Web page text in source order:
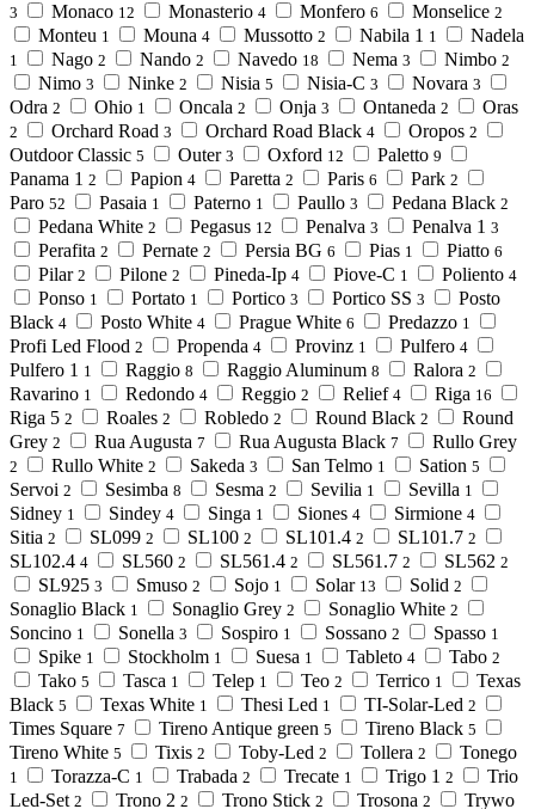
3 Monaco 12 Monasterio 4 Monfero 6 Monselice 2
Monteu 1 Mouna 4 Mussotto 2 Nabila 1 1 Nadela
1 Nago 2 Nando 2 Navedo 18 Nema 3 Nimbo 2
Nimo 3 Ninke 2 Nisia 5 Nisia-C 3 Novara 3
Odra 2 Ohio 1 Oncala 2 Onja 3 Ontaneda 2 Oras
2 Orchard Road 3 Orchard Road Black 4 Oropos 2
Outdoor Classic 5 Outer 3 Oxford 12 Paletto 9
Panama 1 2 Papion 4 Paretta 2 Paris 6 Park 2
Paro 52 Pasaia 1 Paterno 1 Paullo 3 Pedana Black 2
Pedana White 2 Pegasus 12 Penalva 3 Penalva 1 3
Perafita 2 Pernate 2 Persia BG 6 Pias 1 Piatto 6
Pilar 2 Pilone 2 Pineda-Ip 4 Piove-C 1 Poliento 4
Ponso 1 Portato 1 Portico 3 Portico SS 3
Posto
Black 4 Posto White 4 Prague White 6 Predazzo 1
Profi Led Flood 2 Propenda 4 Provinz 1 Pulfero 4
Pulfero 1 1 Raggio 8 Raggio Aluminum 8 Ralora 2
Ravarino 1 Redondo 4 Reggio 2 Relief 4 Riga 16
Riga 5 2 Roales 2 Robledo 2 Round Black 2
Round
Grey 2 Rua Augusta 7 Rua Augusta Black 7 Rullo Grey
2 Rullo White 2 Sakeda 3 San Telmo 1 Sation 5
Servoi 2 Sesimba 8 Sesma 2 Sevilia 1 Sevilla 1
Sidney 1 Sindey 4 Singa 1 Siones 4 Sirmione 4
Sitia 2 SL099 2 SL100 2 SL101.4 2 SL101.7 2
SL102.4 4 SL560 2 SL561.4 2 SL561.7 2 SL562 2
SL925 3 Smuso 2 Sojo 1 Solar 13 Solid 2
Sonaglio Black 1 Sonaglio Grey 2 Sonaglio White 2
Soncino 1 Sonella 3 Sospiro 1 Sossano 2 Spasso 1
Spike 1 Stockholm 1 Suesa 1 Tableto 4 Tabo 2
Tako 5 Tasca 1 Telep 1 Teo 2 Terrico 1
Texas
Black 5 Texas White 1 Thesi Led 1 TI-Solar-Led 2
Times Square 7 Tireno Antique green 5 Tireno Black 5
Tireno White 5 Tixis 2 Toby-Led 2 Tollera 2 Tonego
1 Torazza-C 1 Trabada 2 Trecate 1 Trigo 1 2
Trio
Led-Set 2 Trono 2 2 Trono Stick 2 Trosona 2 Trywo